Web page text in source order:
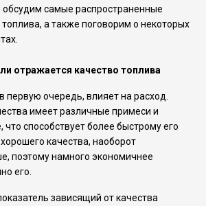
обсудим самые распространенные
а также поговорим о некоторых
отражается качество топлива
первую очередь, влияет на расход.
имеет различные примеси и
что способствует более быстрому его
качества, наоборот
поэтому намного экономичнее
его.
зависящий от качества